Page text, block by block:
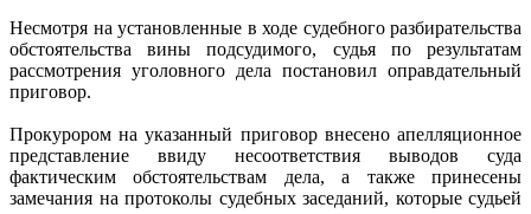
Несмотря на установленные в ходе судебного разбирательства
обстоятельства вины подсудимого, судья по результатам
рассмотрения уголовного дела постановил оправдательный
приговор.
Прокурором на указанный приговор внесено апелляционное
представление ввиду несоответствия выводов суда
фактическим обстоятельствам дела, а также принесены
замечания на протоколы судебных заседаний, которые судьей